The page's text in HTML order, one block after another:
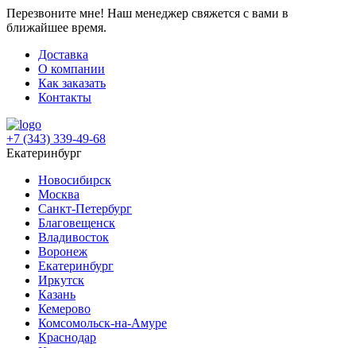
Перезвоните мне! Наш менеджер свяжется с вами в
ближайшее время.
Доставка
О компании
Как заказать
Контакты
+7 (343) 339-49-68
Екатеринбург
Новосибирск
Москва
Санкт-Петербург
Благовещенск
Владивосток
Воронеж
Екатеринбург
Иркутск
Казань
Кемерово
Комсомольск-на-Амуре
Краснодар